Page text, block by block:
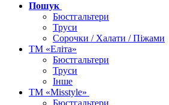
Пошук
Бюстгальтери
Труси
Сорочки / Халати / Піжами
ТМ «Еліта»
Бюстгальтери
Труси
Інше
ТМ «Misstyle»
Бюстгальтери